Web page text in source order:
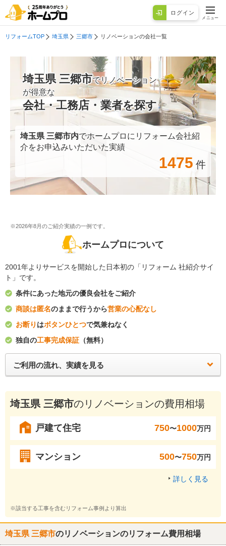
ログイン
メニュー
リフォームTOP 埼玉県 三郷市 リノベーションの会社一覧
埼玉県 三郷市でリノベーション
が得意な
会社・工務店・業者を探す
埼玉県 三郷市内でホームプロにリフォーム会社紹
介をお申込みいただいた実績
1475 件
※2026年8月のご紹介実績の一例です。
ホームプロについて
2001年よりサービスを開始した日本初の「リフォーム 社紹介サイ
ト」です。
条件にあった地元の優良会社をご紹介
商談は匿名のままで行うから営業の心配なし
お断り はボタンひとつで気兼ねなく
独自の工事完成保証 （無料）
ご利用の流れ、実績を見る
埼玉県 三郷市のリノベーションの費用相場
戸建て住宅 750〜1000万円
マンション 500〜750万円
詳しく見る
※該当する工事を含むリフォーム事例より算出
埼玉県 三郷市のリノベーションのリフォーム費用相場